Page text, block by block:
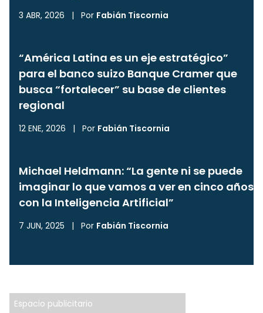
3 ABR, 2026 | Por Fabián Tiscornia
“América Latina es un eje estratégico”
para el banco suizo Banque Cramer que
busca “fortalecer” su base de clientes
regional
12 ENE, 2026 | Por Fabián Tiscornia
Michael Heldmann: “La gente ni se puede
imaginar lo que vamos a ver en cinco años
con la Inteligencia Artificial”
7 JUN, 2025 | Por Fabián Tiscornia
Espacio publicitario